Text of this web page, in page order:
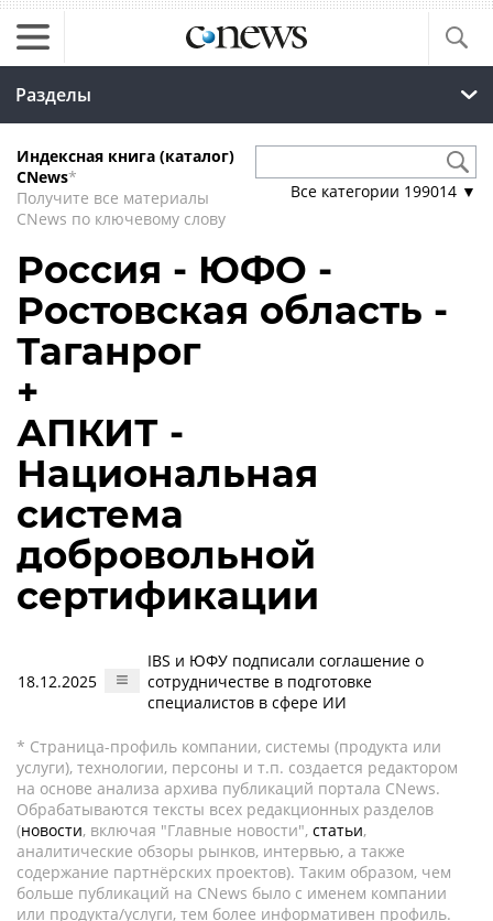
Разделы
Индексная книга (каталог)
CNews*
Получите все материалы
CNews по ключевому слову
Все категории 199014 ▼
Россия - ЮФО -
Ростовская область -
Таганрог
+
АПКИТ -
Национальная
система
добровольной
сертификации
18.12.2025
IBS и ЮФУ подписали соглашение о
сотрудничестве в подготовке
специалистов в сфере ИИ
* Страница-профиль компании, системы (продукта или
услуги), технологии, персоны и т.п. создается редактором
на основе анализа архива публикаций портала CNews.
Обрабатываются тексты всех редакционных разделов
(новости, включая "Главные новости", статьи,
аналитические обзоры рынков, интервью, а также
содержание партнёрских проектов). Таким образом, чем
больше публикаций на CNews было с именем компании
или продукта/услуги, тем более информативен профиль.